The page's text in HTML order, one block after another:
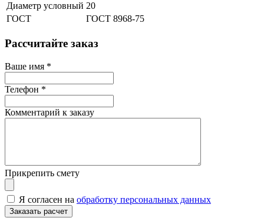
Диаметр условный 20
ГОСТ
ГОСТ 8968-75
Рассчитайте заказ
Ваше имя *
Телефон *
Комментарий к заказу
Прикрепить смету
Я согласен на обработку персональных данных